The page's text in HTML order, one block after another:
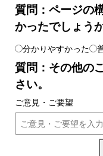
質問：ページの
かったでしょう
分かりやすかった
質問：その他の
さい。
ご意見・ご要望